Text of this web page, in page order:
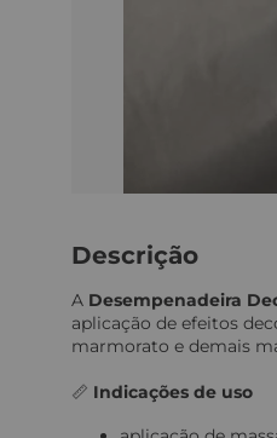
Descrição
A Desempenadeira
aplicação de efeitos
marmorato e demais
📏 Indicações de uso